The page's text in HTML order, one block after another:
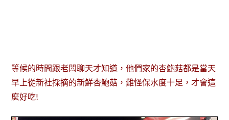
等候的時間跟老闆聊天才知道，他們家的杏鮑菇都是當天
早上從新社採摘的新鮮杏鮑菇，難怪保水度十足，才會這
麼好吃!